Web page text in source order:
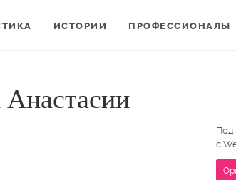
ИСТОРИИ ПРОФЕССИОНАЛЫ
с